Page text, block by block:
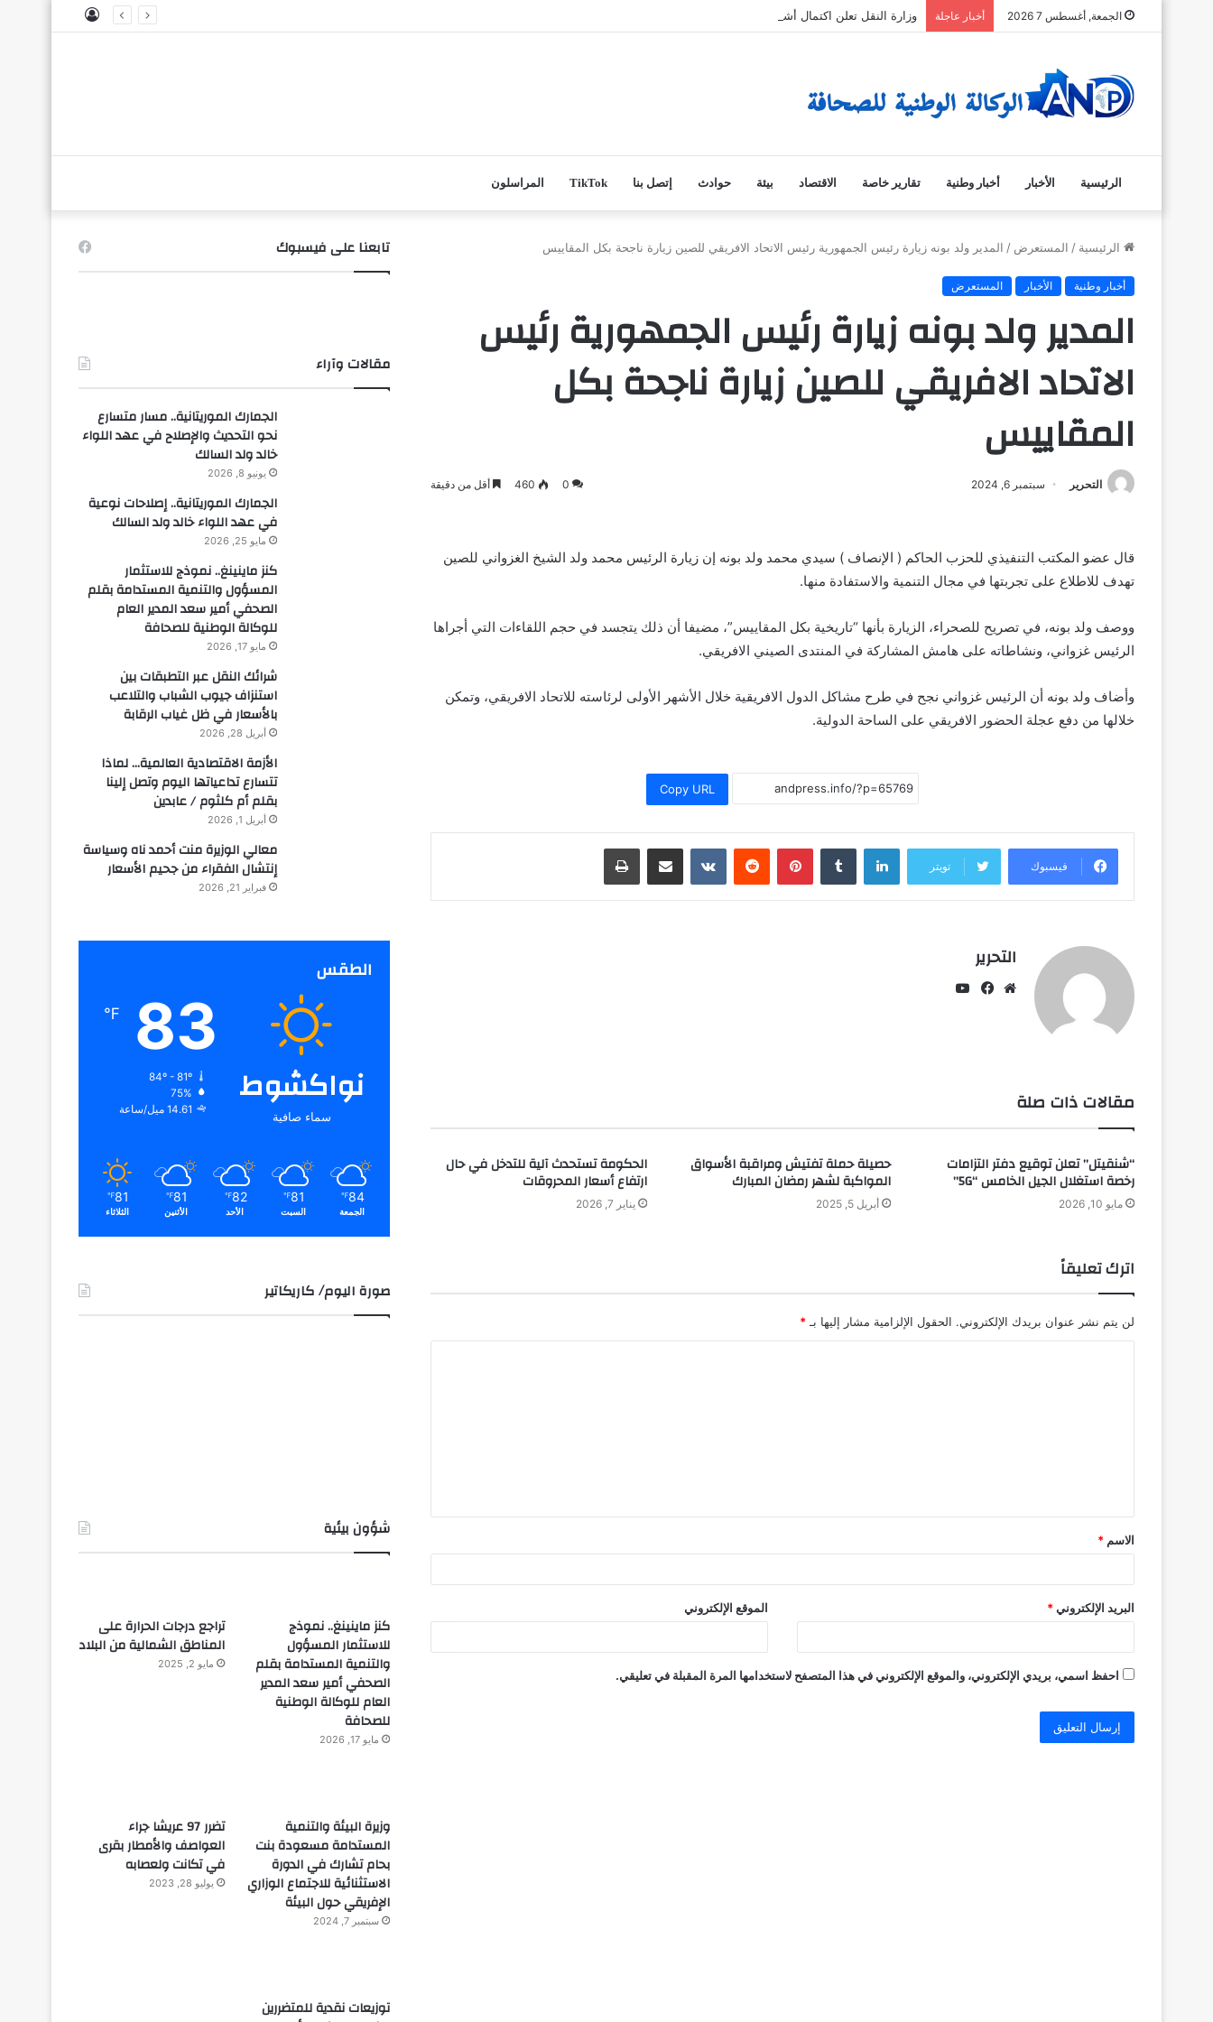
الجمعة, أغسطس 7 2026 أخبار عاجلة وزارة النقل تعلن اكتمال أشغال جسر تويجكجيت
تسجيل
الرئيسية الأخبار أخبار وطنية تقارير خاصة الاقتصاد بيئة حوادث إتصل بنا TikTok المراسلون
الرئيسية / المستعرض / المدير ولد بونه زيارة رئيس الجمهورية رئيس الاتحاد الافريقي للصين زيارة ناجحة بكل المقاييس
أخبار وطنية الأخبار المستعرض
المدير ولد بونه زيارة رئيس الجمهورية رئيس
الاتحاد الافريقي للصين زيارة ناجحة بكل
المقاييس
التحرير سبتمبر 6, 2024 0
460 أقل من دقيقة
قال عضو المكتب التنفيذي للحزب الحاكم ( الإنصاف ) سيدي محمد ولد بونه إن زيارة الرئيس محمد ولد الشيخ الغزواني للصين
تهدف للاطلاع على تجربتها في مجال التنمية والاستفادة منها.
ووصف ولد بونه، في تصريح للصحراء، الزيارة بأنها “تاريخية بكل المقاييس”، مضيفا أن ذلك يتجسد في حجم اللقاءات التي أجراها
الرئيس غزواني، ونشاطاته على هامش المشاركة في المنتدى الصيني الافريقي.
وأضاف ولد بونه أن الرئيس غزواني نجح في طرح مشاكل الدول الافريقية خلال الأشهر الأولى لرئاسته للاتحاد الافريقي، وتمكن
خلالها من دفع عجلة الحضور الافريقي على الساحة الدولية.
Copy URL
فيسبوك تويتر
لينكدإن بينتيريست مشاركة عبر البريد طباعة
التحرير
مقالات ذات صلة
“شنقيتل” تعلن توقيع دفتر التزامات
رخصة استغلال الجيل الخامس “5G”
مايو 10, 2026
حصيلة حملة تفتيش ومراقبة الأسواق
المواكبة لشهر رمضان المبارك
أبريل 5, 2025
الحكومة تستحدث آلية للتدخل في حال
ارتفاع أسعار المحروقات
يناير 7, 2026
اترك تعليقاً
لن يتم نشر عنوان بريدك الإلكتروني. الحقول الإلزامية مشار إليها بـ *
ق
*
الاسم *
البريد الإلكتروني * الموقع الإلكتروني
احفظ اسمي، بريدي الإلكتروني، والموقع الإلكتروني في هذا المتصفح لاستخدامها المرة المقبلة في تعليقي.
تابعنا على فيسبوك
مقالات وآراء
الجمارك الموريتانية.. مسار متسارع
نحو التحديث والإصلاح في عهد اللواء
خالد ولد السالك
يونيو 8, 2026
الجمارك الموريتانية.. إصلاحات نوعية
في عهد اللواء خالد ولد السالك
مايو 25, 2026
كنز ماينينغ.. نموذج للاستثمار
المسؤول والتنمية المستدامة بقلم
الصحفي أمير سعد المدير العام
للوكالة الوطنية للصحافة
مايو 17, 2026
شرائك النقل عبر التطبقات بين
استنزاف جيوب الشباب والتلاعب
بالأسعار في ظل غياب الرقابة
أبريل 28, 2026
الأزمة الاقتصادية العالمية… لماذا
تتسارع تداعياتها اليوم وتصل إلينا
بقلم أم كلثوم / عابدين
أبريل 1, 2026
معالي الوزيرة منت أحمد ناه وسياسة
إنتشال الفقراء من جحيم الأسعار
فبراير 21, 2026
الطقس
نواكشوط
سماء صافية
83
℉
84º - 81º
75%
14.61 ميل/ساعة
84
℉
الجمعة
81
℉
السبت
82
℉
الأحد
81
℉
الأثنين
81
℉
الثلاثاء
صورة اليوم/ كاريكاتير
شؤون بيئية
كنز ماينينغ.. نموذج
للاستثمار المسؤول
والتنمية المستدامة بقلم
الصحفي أمير سعد المدير
العام للوكالة الوطنية
للصحافة
مايو 17, 2026
تراجع درجات الحرارة على
المناطق الشمالية من البلاد
مايو 2, 2025
وزيرة البيئة والتنمية
المستدامة مسعودة بنت
بحام تشارك في الدورة
الاستثنائية للاجتماع الوزاري
الإفريقي حول البيئة
سبتمبر 7, 2024
تضرر 97 عريشا جراء
العواصف والأمطار بقرى
في تكانت ولعصابه
يوليو 28, 2023
توزيعات نقدية للمتضررين